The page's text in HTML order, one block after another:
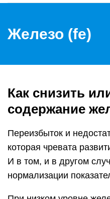
Железо (fe)
Как снизить
содержание
Переизбыток и
которая чревата
И в том, и в другом
нормализации